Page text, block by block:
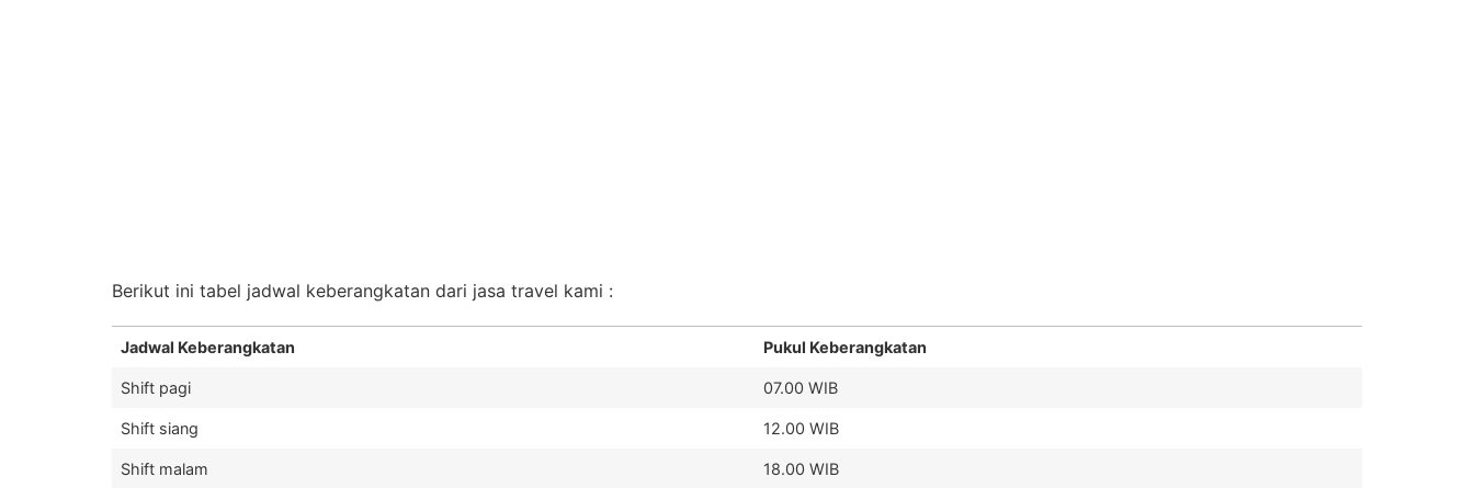
Berikut ini tabel jadwal keberangkatan dari jasa travel kami :
Jadwal Keberangkatan Pukul Keberangkatan
Shift pagi 07.00 WIB
Shift siang 12.00 WIB
Shift malam 18.00 WIB